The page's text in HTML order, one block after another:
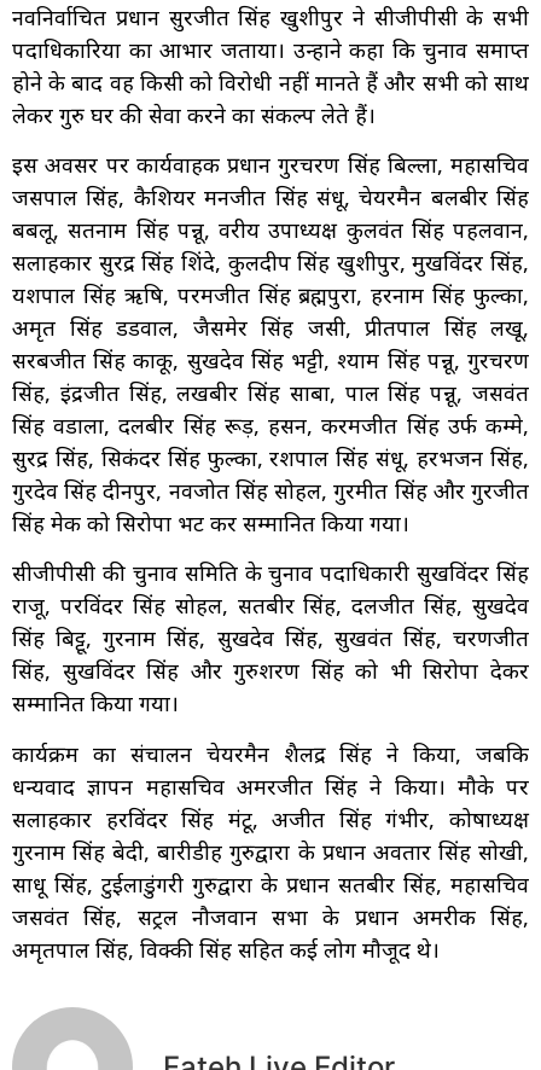
नवनिर्वाचित प्रधान सुरजीत सिंह खुशीपुर ने सीजीपीसी के सभी
पदाधिकारियों का आभार जताया। उन्होंने कहा कि चुनाव समाप्त
होने के बाद वह किसी को विरोधी नहीं मानते हैं और सभी को साथ
लेकर गुरु घर की सेवा करने का संकल्प लेते हैं।
इस अवसर पर कार्यवाहक प्रधान गुरचरण सिंह बिल्ला, महासचिव
जसपाल सिंह, कैशियर मनजीत सिंह संधू, चेयरमैन बलबीर सिंह
बबलू, सतनाम सिंह पन्नू, वरीय उपाध्यक्ष कुलवंत सिंह पहलवान,
सलाहकार सुरेंद्र सिंह शिंदे, कुलदीप सिंह खुशीपुर, मुखविंदर सिंह,
यशपाल सिंह ऋषि, परमजीत सिंह ब्रह्मपुरा, हरनाम सिंह फुल्का,
अमृत सिंह डडवाल, जैसमेर सिंह जसी, प्रीतपाल सिंह लखू,
सरबजीत सिंह काकू, सुखदेव सिंह भट्टी, श्याम सिंह पन्नू, गुरचरण
सिंह, इंद्रजीत सिंह, लखबीर सिंह साबा, पाल सिंह पन्नू, जसवंत
सिंह वडाला, दलबीर सिंह रूड़, हसन, करमजीत सिंह उर्फ कम्मे,
सुरेंद्र सिंह, सिकंदर सिंह फुल्का, रशपाल सिंह संधू, हरभजन सिंह,
गुरदेव सिंह दीनपुर, नवजोत सिंह सोहल, गुरमीत सिंह और गुरजीत
सिंह मेक को सिरोपा भेंट कर सम्मानित किया गया।
सीजीपीसी की चुनाव समिति के चुनाव पदाधिकारी सुखविंदर सिंह
राजू, परविंदर सिंह सोहल, सतबीर सिंह, दलजीत सिंह, सुखदेव
सिंह बिट्टू, गुरनाम सिंह, सुखदेव सिंह, सुखवंत सिंह, चरणजीत
सिंह, सुखविंदर सिंह और गुरुशरण सिंह को भी सिरोपा देकर
सम्मानित किया गया।
कार्यक्रम का संचालन चेयरमैन शैलेंद्र सिंह ने किया, जबकि
धन्यवाद ज्ञापन महासचिव अमरजीत सिंह ने किया। मौके पर
सलाहकार हरविंदर सिंह मंटू, अजीत सिंह गंभीर, कोषाध्यक्ष
गुरनाम सिंह बेदी, बारीडीह गुरुद्वारा के प्रधान अवतार सिंह सोखी,
साधू सिंह, टुईलाडुंगरी गुरुद्वारा के प्रधान सतबीर सिंह, महासचिव
जसवंत सिंह, सेंट्रल नौजवान सभा के प्रधान अमरीक सिंह,
अमृतपाल सिंह, विक्की सिंह सहित कई लोग मौजूद थे।